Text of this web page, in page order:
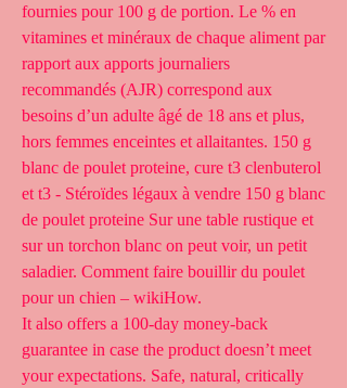
fournies pour 100 g de portion. Le % en
vitamines et minéraux de chaque aliment par
rapport aux apports journaliers
recommandés (AJR) correspond aux
besoins d’un adulte âgé de 18 ans et plus,
hors femmes enceintes et allaitantes. 150 g
blanc de poulet proteine, cure t3 clenbuterol
et t3 - Stéroïdes légaux à vendre 150 g blanc
de poulet proteine Sur une table rustique et
sur un torchon blanc on peut voir, un petit
saladier. Comment faire bouillir du poulet
pour un chien – wikiHow.
It also offers a 100-day money-back
guarantee in case the product doesn’t meet
your expectations. Safe, natural, critically